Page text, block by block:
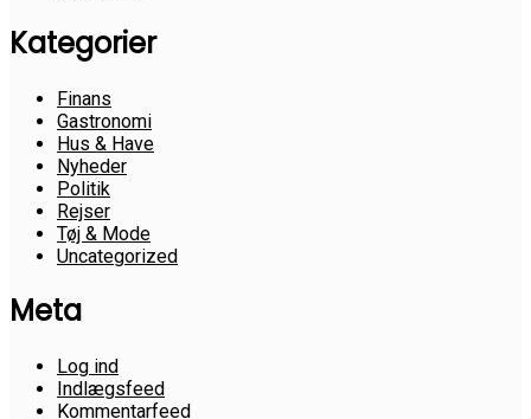
Kategorier
Finans
Gastronomi
Hus & Have
Nyheder
Politik
Rejser
Tøj & Mode
Uncategorized
Meta
Log ind
Indlægsfeed
Kommentarfeed